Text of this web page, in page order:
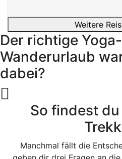
Weitere
Der richtige
Wanderurlaub
dabei?
So findest
Manchmal fällt die